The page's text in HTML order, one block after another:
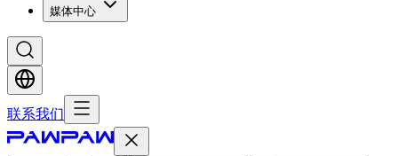
媒体中心
联系我们